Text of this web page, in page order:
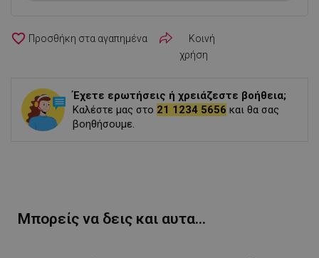
favorite_border
Κοινή
χρήση
Έχετε ερωτήσεις ή χρειάζεστε βοήθεια;
Καλέστε μας στο 21 1234 5656 και θα σας
βοηθήσουμε.
Μπορείς να δεις και αυτα...